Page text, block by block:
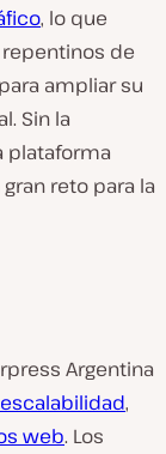
, lo que
de
ampliar su
Sin la
plataforma
reto para la
Argentina
,
web. Los